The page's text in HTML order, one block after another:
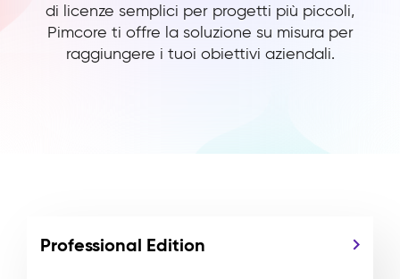
di licenze semplici per progetti più piccoli,
Pimcore ti offre la soluzione su misura per
raggiungere i tuoi obiettivi aziendali.
Professional Edition